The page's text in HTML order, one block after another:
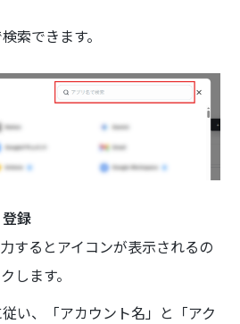
索できます。
録
するとアイコンが表示されるの
します。
い、「アカウント名」と「アク